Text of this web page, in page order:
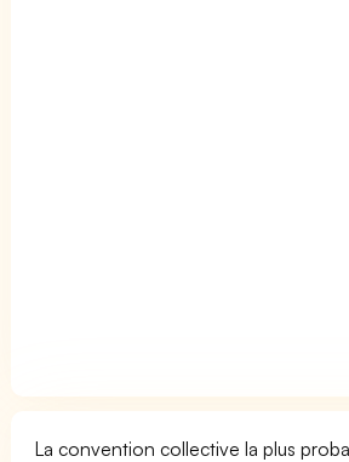
La convention collective la plus